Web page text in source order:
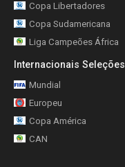
Copa Libertadores
Copa Sudamericana
Liga Campeões África
Internacionais Seleções
Mundial
Europeu
Copa América
CAN